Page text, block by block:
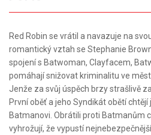
Red Robin se vrátil a navazuje na
romantický vztah se Stephanie
spojení s Batwoman, Clayfacem,
pomáhají snižovat kriminalitu ve
Jenže za svůj úspěch brzy strašlivě
První oběť a jeho Syndikát obětí
Batmanovi. Obrátili proti Batmanům
vyhrožují, že vypustí